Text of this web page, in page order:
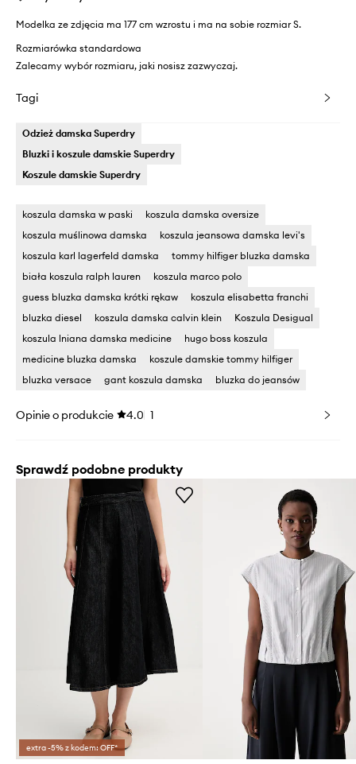
Modelka ze zdjęcia ma 177 cm wzrostu i ma na sobie rozmiar S.
Rozmiarówka standardowa
Zalecamy wybór rozmiaru, jaki nosisz zazwyczaj.
Tagi
Odzież damska Superdry
Bluzki i koszule damskie Superdry
Koszule damskie Superdry
koszula damska w paski
koszula damska oversize
koszula muślinowa damska
koszula jeansowa damska levi's
koszula karl lagerfeld damska
tommy hilfiger bluzka damska
biała koszula ralph lauren
koszula marco polo
guess bluzka damska krótki rękaw
koszula elisabetta franchi
bluzka diesel
koszula damska calvin klein
Koszula Desigual
koszula lniana damska medicine
hugo boss koszula
medicine bluzka damska
koszule damskie tommy hilfiger
bluzka versace
gant koszula damska bluzka do jeansów
Opinie o produkcie 4.0 1
Sprawdź podobne produkty
extra -5% z kodem: OFF*